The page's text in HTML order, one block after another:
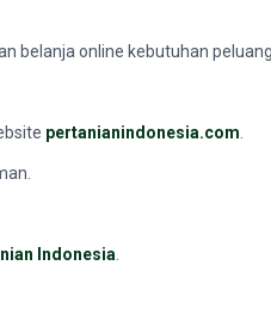
belanja online kebutuhan
pertanianindonesia.com
Indonesia